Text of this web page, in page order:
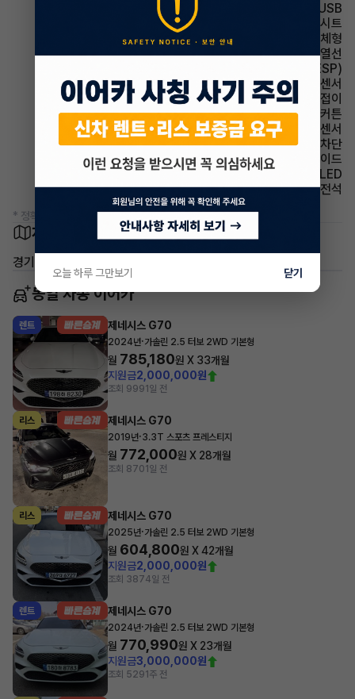
유무선단자 USB
시트 인조가죽시트
사이드미러 방향지시등 일체형
사이드미러 열선
주행안전 차체자세제어장치(VDC,ESC,ESP)
주차보조 후방감지센서
사이드미러 전동접이
에어백 커튼
주차보조 전방감지센서
윈드실드(앞유리) 자외선 차단
에어백 사이드
헤드램프 LED
에어백 운전석
* 정확한 정보는 판매자와 반드시 확인하시기 바랍니다.
차량 위치
경기 의왕시
동일 차종 이어카
렌트 제네시스 G70
2024년·가솔린 2.5 터보 2WD 기본형
월 785,180원 X 33개월
지원금2,000,000원
조회 9991일 전
리스 제네시스 G70
2019년·3.3T 스포츠 프레스티지
월 772,000원 X 28개월
조회 8701일 전
리스 제네시스 G70
2025년·가솔린 2.5 터보 2WD 기본형
월 604,800원 X42개월
지원금2,000,000원
조회 3874일 전
렌트 제네시스 G70
2024년·가솔린 2.5 터보 2WD 기본형
월 770,990원 X 23개월
지원금3,000,000원
조회 5291주 전
오늘 하루 그만보기 닫기